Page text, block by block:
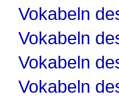
Vokabeln
Vokabeln
Vokabeln
Vokabeln